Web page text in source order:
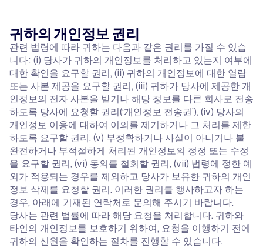
귀하의 개인정보 권리
관련 법령에 따라 귀하는 다음과 같은 권리를 가질 수 있습
니다: (i) 당사가 귀하의 개인정보를 처리하고 있는지 여부에
대한 확인을 요구할 권리, (ii) 귀하의 개인정보에 대한 열람
또는 사본 제공을 요구할 권리, (iii) 귀하가 당사에 제공한 개
인정보의 전자 사본을 받거나 해당 정보를 다른 회사로 전송
하도록 당사에 요청할 권리(‘개인정보 전송권’), (iv) 당사의
개인정보 이용에 대하여 이의를 제기하거나 그 처리를 제한
하도록 요구할 권리, (v) 부정확하거나 사실이 아니거나 불
완전하거나 부적절하게 처리된 개인정보의 정정 또는 수정
을 요구할 권리, (vi) 동의를 철회할 권리, (vii) 법령에 정한 예
외가 적용되는 경우를 제외하고 당사가 보유한 귀하의 개인
정보 삭제를 요청할 권리. 이러한 권리를 행사하고자 하는
경우, 아래에 기재된 연락처로 문의해 주시기 바랍니다.
당사는 관련 법률에 따라 해당 요청을 처리합니다. 귀하와
타인의 개인정보를 보호하기 위하여, 요청을 이행하기 전에
귀하의 신원을 확인하는 절차를 진행할 수 있습니다.